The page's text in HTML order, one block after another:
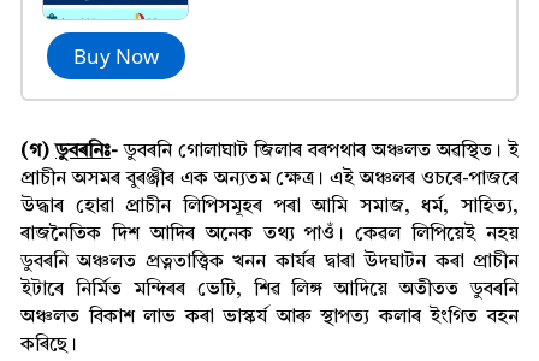
Buy Now
(গ)ডুবৰনিঃ-ডুবৰনি গোলাঘাট জিলাৰ বৰপথাৰ অঞ্চলত অৱস্থিত। ই
প্ৰাচীন অসমৰ বুৰঞ্জীৰ এক অন্যতম ক্ষেত্ৰ। এই অঞ্চলৰ ওচৰে-পাজৰে
উদ্ধাৰ হোৱা প্ৰাচীন লিপিসমূহৰ পৰা আমি সমাজ, ধৰ্ম, সাহিত্য,
ৰাজনৈতিক দিশ আদিৰ অনেক তথ্য পাওঁ। কেৱল লিপিয়েই নহয়
ডুবৰনি অঞ্চলত প্ৰত্নতাত্ত্বিক খনন কাৰ্যৰ দ্বাৰা উদঘাটন কৰা প্ৰাচীন
ইটাৰে নিৰ্মিত মন্দিৰৰ ভেটি, শিৱ লিঙ্গ আদিয়ে অতীতত ডুবৰনি
অঞ্চলত বিকাশ লাভ কৰা ভাস্কৰ্য আৰু স্থাপত্য কলাৰ ইংগিত বহন
কৰিছে।